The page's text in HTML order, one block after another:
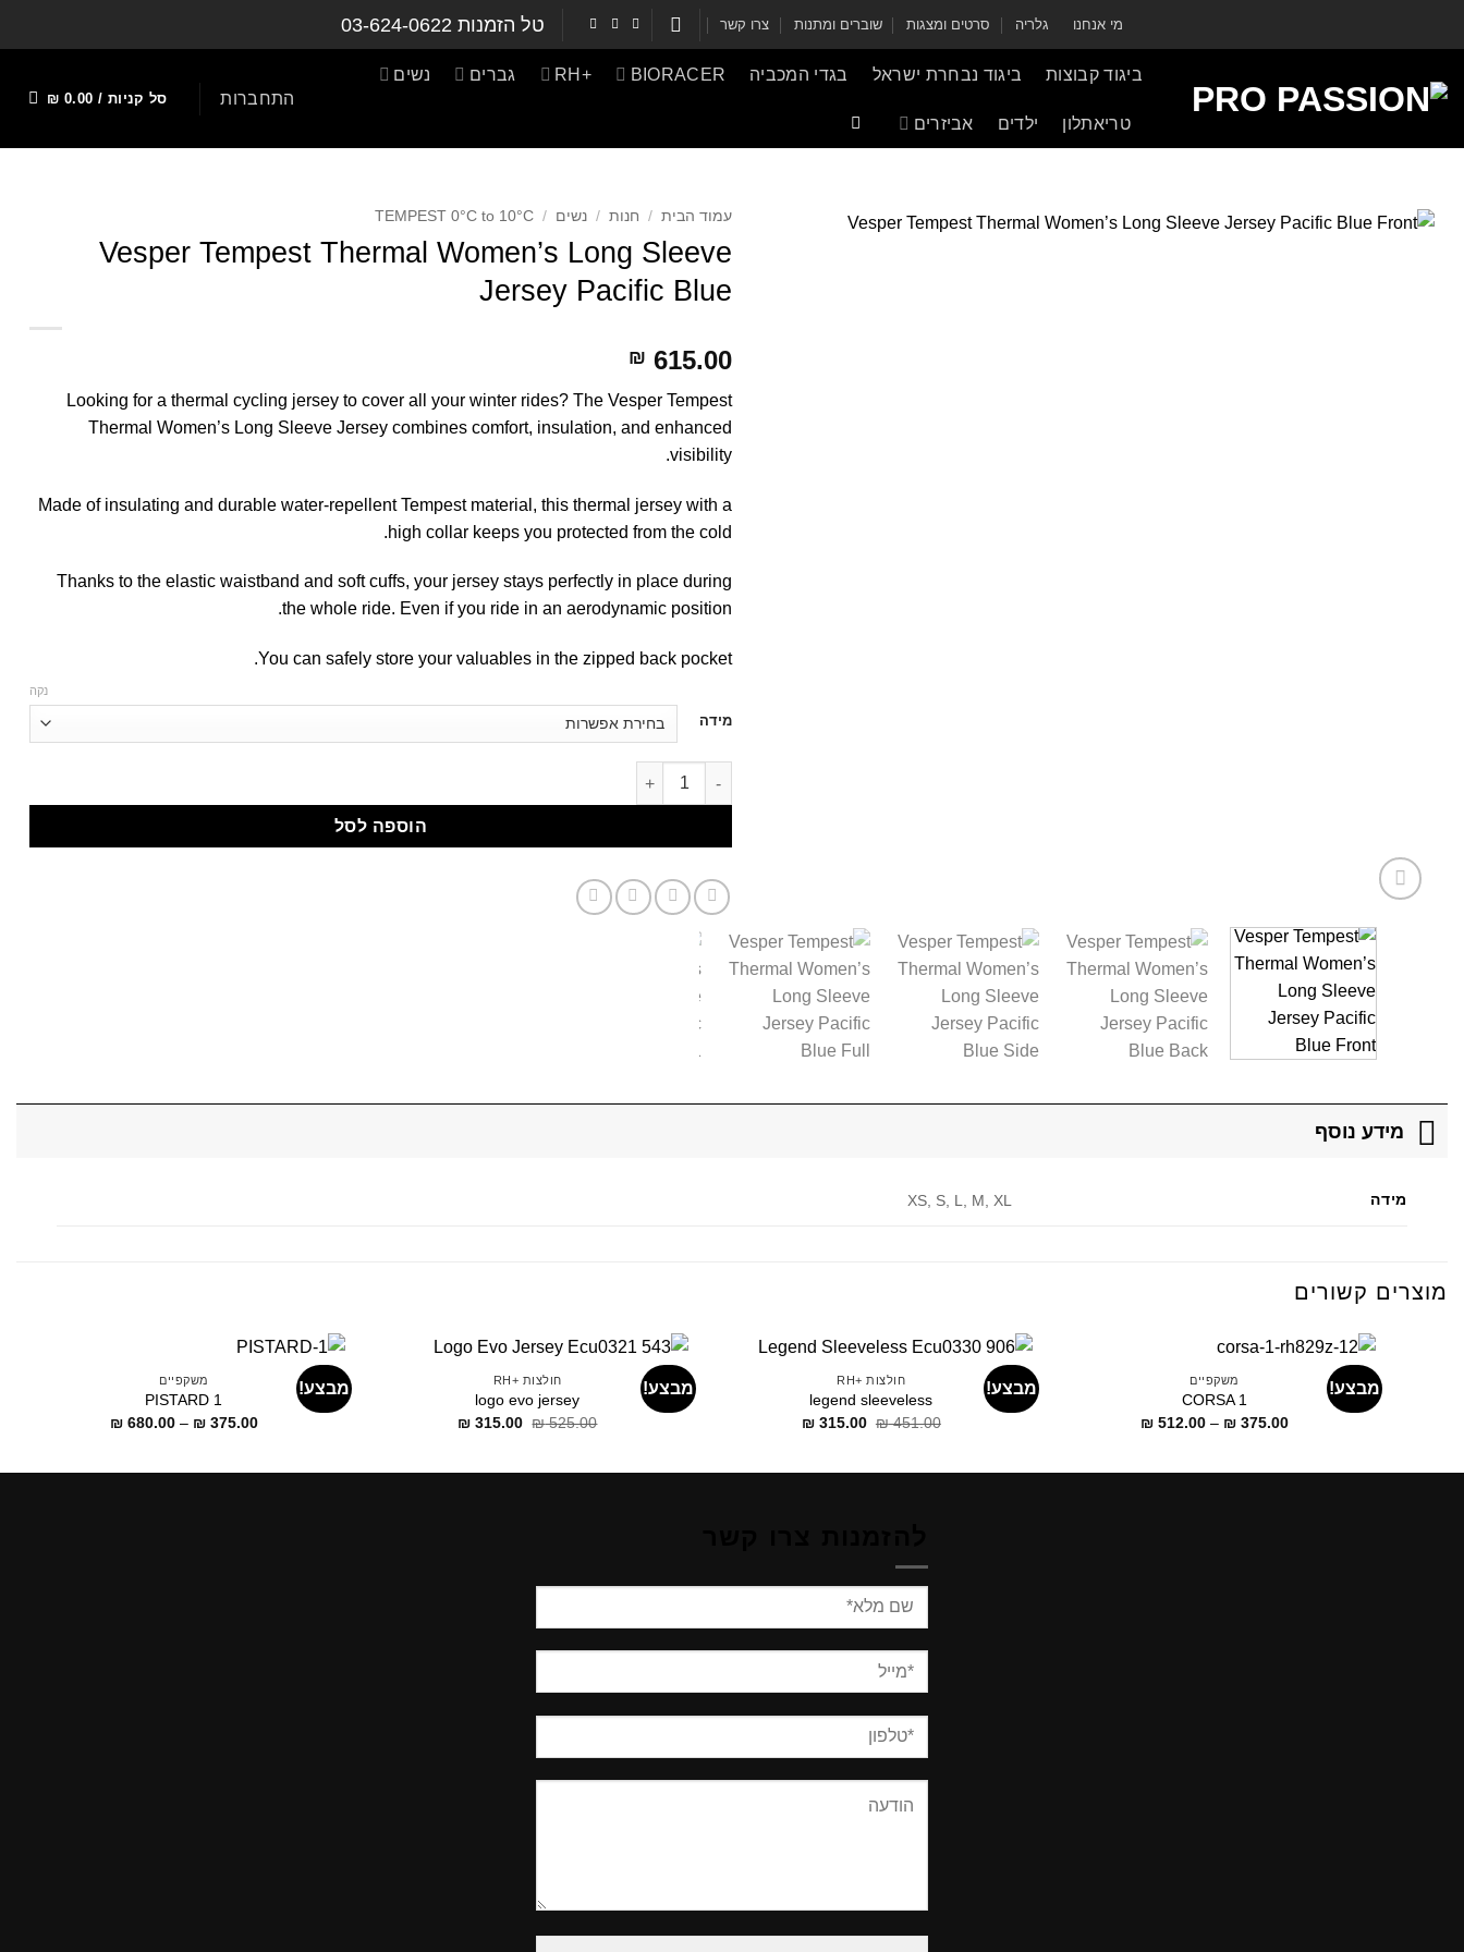
מי אנחנו גלריה סרטים ומצגות שוברים ומתנות צרו קשר טל הזמנות 03-624-0622
ביגוד קבוצות ביגוד נבחרת ישראל בגדי המכביה BIORACER
+RH גברים נשים
טריאתלון ילדים אביזרים
התחברות סל קניות / ₪ 0.00
עמוד הבית / חנות / נשים /
TEMPEST 0°C to 10°C
Vesper Tempest Thermal Women’s Long Sleeve
Jersey Pacific Blue
₪ 615.00
Looking for a thermal cycling jersey to cover all your winter rides? The Vesper Tempest
Thermal Women’s Long Sleeve Jersey combines comfort, insulation, and enhanced
visibility.
Made of insulating and durable water-repellent Tempest material, this thermal jersey with a
high collar keeps you protected from the cold.
Thanks to the elastic waistband and soft cuffs, your jersey stays perfectly in place during
the whole ride. Even if you ride in an aerodynamic position.
You can safely store your valuables in the zipped back pocket.
מידה
נקה
דילוג לתוכן
הוספה לסל
מידע נוסף
מידה XS, S, L, M, XL
מוצרים קשורים
מבצע! משקפיים
CORSA 1
₪ 375.00
–
₪ 512.00
דילוג
מבצע! חולצות +RH
legend sleeveless
₪451.00
דילוג
₪315.00
מבצע! חולצות +RH
logo evo jersey
₪525.00
דילוג
₪ 315.00
דילוג
מבצע! משקפיים
PISTARD 1
₪375.00
–
₪680.00
Please